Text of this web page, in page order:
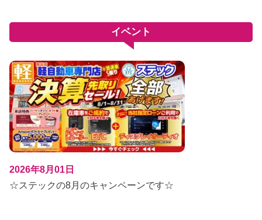
イベント
2026年8月01日
☆ステックの8月のキャンペーンです☆